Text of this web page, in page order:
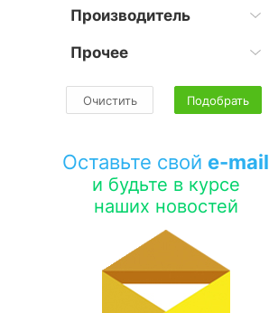
Производитель
Прочее
Очистить Подобрать
Оставьте свой e-mail
и будьте в курсе
наших новостей